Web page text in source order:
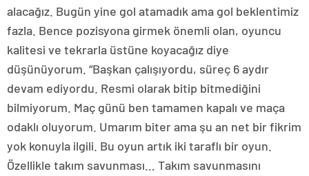
alacağız. Bugün yine gol atamadık ama gol beklentimiz
fazla. Bence pozisyona girmek önemli olan, oyuncu
kalitesi ve tekrarla üstüne koyacağız diye
düşünüyorum. “Başkan çalışıyordu, süreç 6 aydır
devam ediyordu. Resmi olarak bitip bitmediğini
bilmiyorum. Maç günü ben tamamen kapalı ve maça
odaklı oluyorum. Umarım biter ama şu an net bir fikrim
yok konuyla ilgili. Bu oyun artık iki taraflı bir oyun.
Özellikle takım savunması… Takım savunmasını